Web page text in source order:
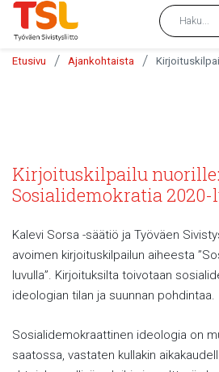
Etusivu / Ajankohtaista /
Kirjoituskilpailu nuorille:
Sosialidemokratia
Kalevi Sorsa -säätiö ja Työväen
avoimen kirjoituskilpailun aiheesta
luvulla”. Kirjoituksilta toivotaan
ideologian tilan ja suunnan pohdintaa.
Sosialidemokraattinen ideologia on
saatossa, vastaten kullakin